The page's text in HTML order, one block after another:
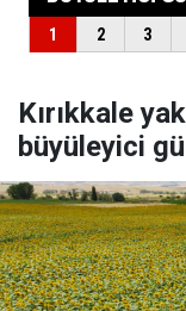
Kırıkkale
büyüleyici